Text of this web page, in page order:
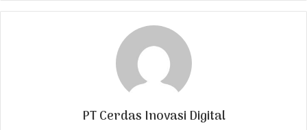
PT Cerdas Inovasi Digital